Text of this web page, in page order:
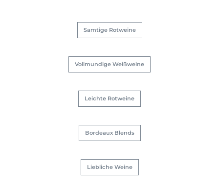
Samtige Rotweine
Vollmundige Weißweine
Leichte Rotweine
Bordeaux Blends
Liebliche Weine